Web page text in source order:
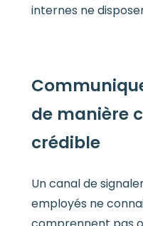
internes ne
de manière
crédible
Un canal de
employés ne